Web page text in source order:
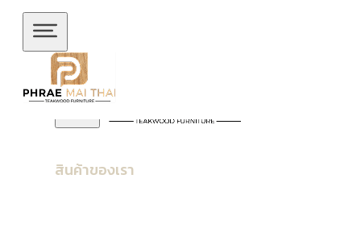
ข้ามไปยังเนื้อหาหลัก
สินค้าของเรา